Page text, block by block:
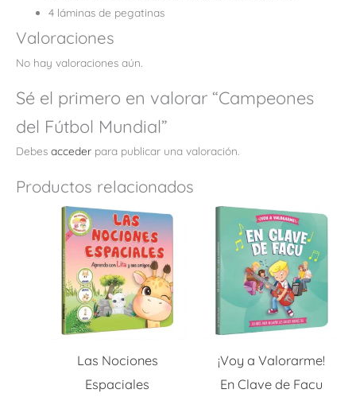
4 láminas de pegatinas
Valoraciones
No hay valoraciones aún.
Sé el primero en valorar “Campeones
del Fútbol Mundial”
Debes acceder para publicar una valoración.
Productos relacionados
Las Nociones
Espaciales
¡Voy a Valorarme!
En Clave de Facu